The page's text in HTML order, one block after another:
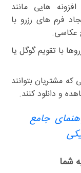
افزونه هایی مانند
فرم های رزرو با
عکاسی.
با تقویم گوگل یا
مشتریان بتوانند
و دانلود کنند.
جامع
شما